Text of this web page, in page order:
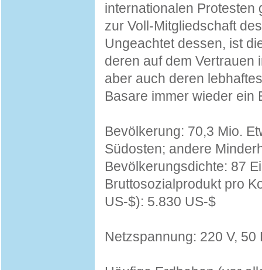
internationalen Protesten
zur Voll-Mitgliedschaft
Ungeachtet dessen, ist
deren auf dem Vertrauen
aber auch deren
Basare immer wieder ein
Bevölkerung: 70,3 Mio.
Südosten; andere
Bevölkerungsdichte: 87
Bruttosozialprodukt pro
US-$): 5.830 US-$
Netzspannung: 220 V, 50